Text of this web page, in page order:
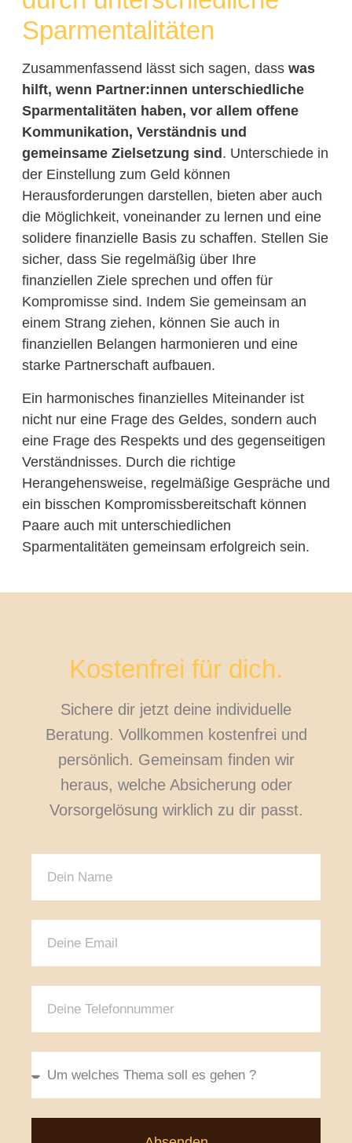
Sparmentalitäten
Zusammenfassend lässt sich sagen, dass was
hilft, wenn Partner:innen unterschiedliche
Sparmentalitäten haben, vor allem offene
Kommunikation, Verständnis und
gemeinsame Zielsetzung sind . Unterschiede in
der Einstellung zum Geld können
Herausforderungen darstellen, bieten aber auch
die Möglichkeit, voneinander zu lernen und eine
solidere finanzielle Basis zu schaffen. Stellen Sie
sicher, dass Sie regelmäßig über Ihre
finanziellen Ziele sprechen und offen für
Kompromisse sind. Indem Sie gemeinsam an
einem Strang ziehen, können Sie auch in
finanziellen Belangen harmonieren und eine
starke Partnerschaft aufbauen.
Ein harmonisches finanzielles Miteinander ist
nicht nur eine Frage des Geldes, sondern auch
eine Frage des Respekts und des gegenseitigen
Verständnisses. Durch die richtige
Herangehensweise, regelmäßige Gespräche und
ein bisschen Kompromissbereitschaft können
Paare auch mit unterschiedlichen
Sparmentalitäten gemeinsam erfolgreich sein.
Kostenfrei für dich.
Sichere dir jetzt deine individuelle
Beratung. Vollkommen kostenfrei und
persönlich. Gemeinsam finden wir
heraus, welche Absicherung oder
Vorsorgelösung wirklich zu dir passt.